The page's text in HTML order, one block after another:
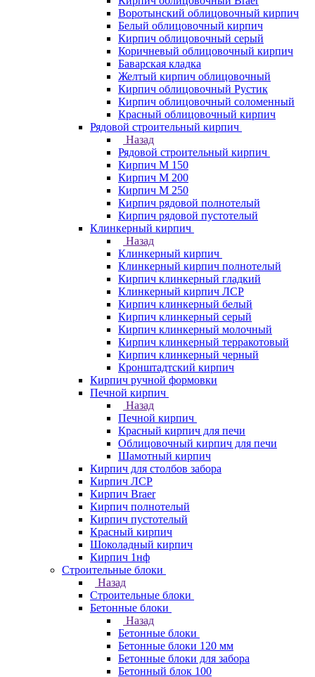
Воротынский облицовочный кирпич
Белый облицовочный кирпич
Кирпич облицовочный серый
Коричневый облицовочный кирпич
Баварская кладка
Желтый кирпич облицовочный
Кирпич облицовочный Рустик
Кирпич облицовочный соломенный
Красный облицовочный кирпич
Рядовой строительный кирпич
Назад
Рядовой строительный кирпич
Кирпич М 150
Кирпич М 200
Кирпич М 250
Кирпич рядовой полнотелый
Кирпич рядовой пустотелый
Клинкерный кирпич
Назад
Клинкерный кирпич
Клинкерный кирпич полнотелый
Кирпич клинкерный гладкий
Клинкерный кирпич ЛСР
Кирпич клинкерный белый
Кирпич клинкерный серый
Кирпич клинкерный молочный
Кирпич клинкерный терракотовый
Кирпич клинкерный черный
Кронштадтский кирпич
Кирпич ручной формовки
Печной кирпич
Назад
Печной кирпич
Красный кирпич для печи
Облицовочный кирпич для печи
Шамотный кирпич
Кирпич для столбов забора
Кирпич ЛСР
Кирпич Braer
Кирпич полнотелый
Кирпич пустотелый
Красный кирпич
Шоколадный кирпич
Кирпич 1нф
Строительные блоки
Назад
Строительные блоки
Бетонные блоки
Назад
Бетонные блоки
Бетонные блоки 120 мм
Бетонные блоки для забора
Бетонный блок 100